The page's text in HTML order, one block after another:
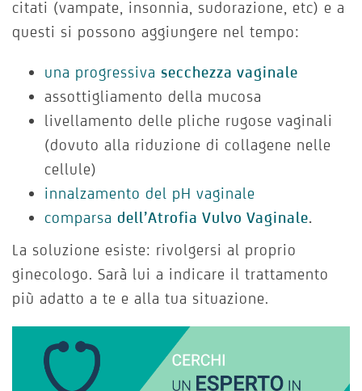
citati (vampate, insonnia, sudorazione, etc) e a
questi si possono aggiungere nel tempo:
una progressiva secchezza vaginale
assottigliamento della mucosa
livellamento delle pliche rugose vaginali
(dovuto alla riduzione di collagene nelle
cellule)
innalzamento del pH vaginale
comparsa dell’Atrofia Vulvo Vaginale.
La soluzione esiste: rivolgersi al proprio
ginecologo. Sarà lui a indicare il trattamento
più adatto a te e alla tua situazione.